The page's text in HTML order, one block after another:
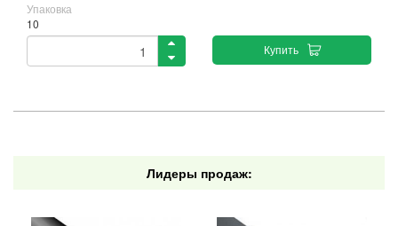
Упаковка
10
Купить
Лидеры продаж: